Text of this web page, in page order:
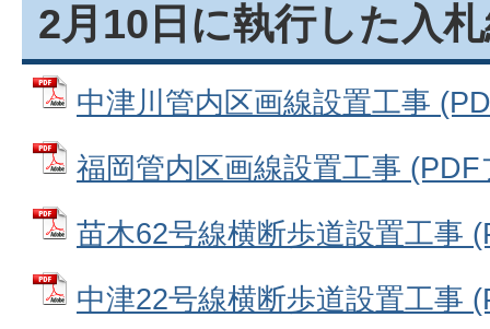
2月10日に執行した入
中津川管内区画線設置工事
福岡管内区画線設置工事
苗木62号線横断歩道設置工事
中津22号線横断歩道設置工事